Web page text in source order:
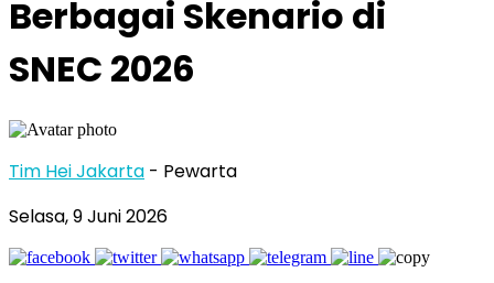
Berbagai Skenario di
SNEC 2026
Tim Hei Jakarta - Pewarta
Selasa, 9 Juni 2026